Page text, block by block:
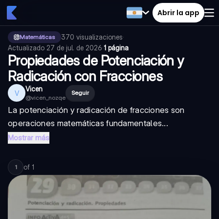
Abrir la app
Matemáticas 370 visualizaciones·
Actualizado 27 de jul. de 2026·1 página
Propiedades de Potenciación y
Radicación con Fracciones
V Vicen
@vicen_nozqe
Seguir
La potenciación y radicación de fracciones son
operaciones matemáticas fundamentales...
Mostrar más
1 of 1